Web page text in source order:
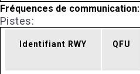
Fréquences de communication:
Pistes:
Identifiant RWY QFU